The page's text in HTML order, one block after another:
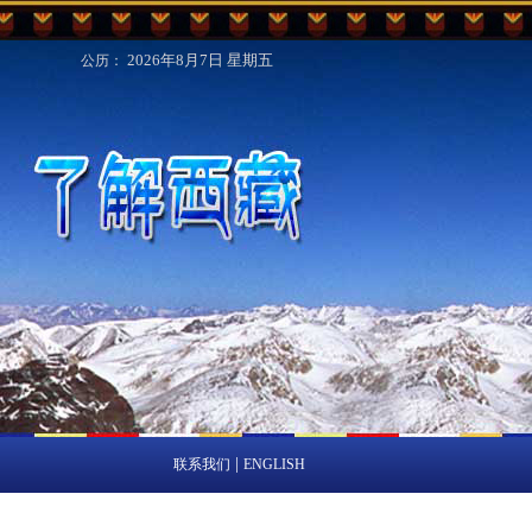
公历： 2026年8月7日 星期五
联系我们 ENGLISH